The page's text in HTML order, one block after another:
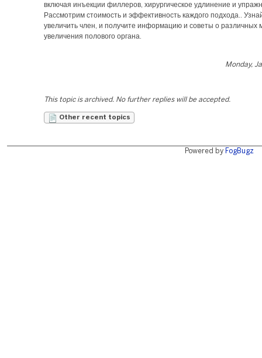
включая инъекции филлеров, хирургическое удлинение и
Рассмотрим стоимость и эффективность каждого подхода..
увеличить член, и получите информацию и советы о различных
увеличения полового органа.
Monday,
This topic is archived. No further replies will be accepted.
Other recent topics
Powered by FogBugz